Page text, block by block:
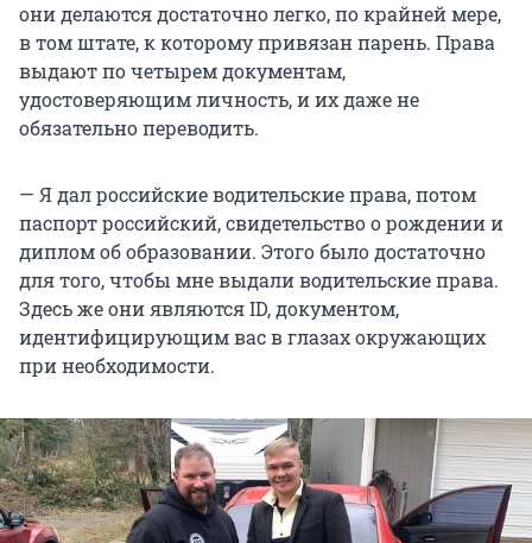
они делаются достаточно легко, по крайней мере,
в том штате, к которому привязан парень. Права
выдают по четырем документам,
удостоверяющим личность, и их даже не
обязательно переводить.
— Я дал российские водительские права, потом
паспорт российский, свидетельство о рождении и
диплом об образовании. Этого было достаточно
для того, чтобы мне выдали водительские права.
Здесь же они являются ID, документом,
идентифицирующим вас в глазах окружающих
при необходимости.